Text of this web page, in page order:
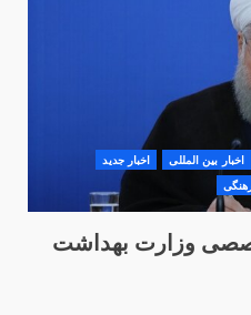
اخبار بین المللی
اخبار جدید
وزارت بهداشت